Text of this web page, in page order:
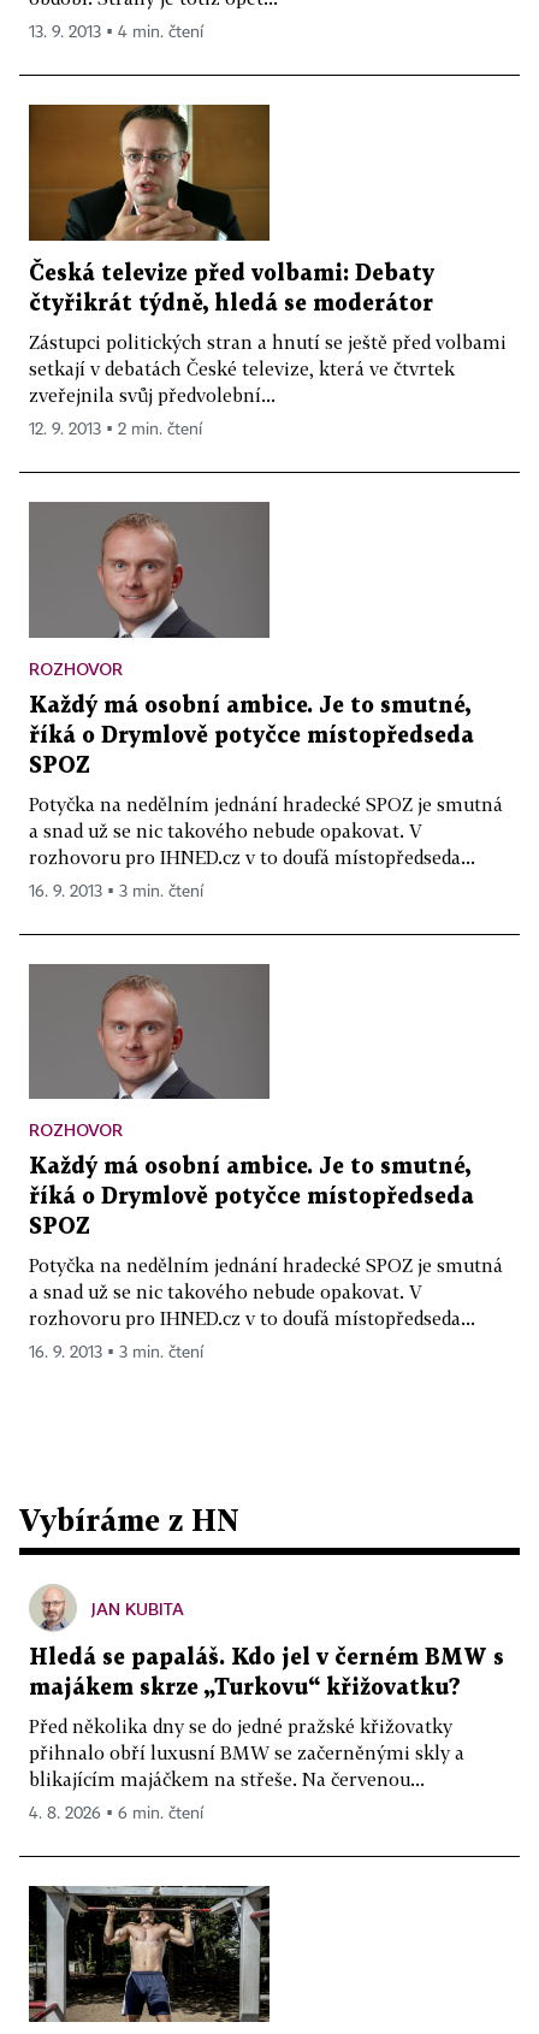
13. 9. 2013 ▪ 4 min. čtení
Česká televize před volbami: Debaty
čtyřikrát týdně, hledá se moderátor
Zástupci politických stran a hnutí se ještě před volbami
setkají v debatách České televize, která ve čtvrtek
zveřejnila svůj předvolební...
12. 9. 2013 ▪ 2 min. čtení
ROZHOVOR
Každý má osobní ambice. Je to smutné,
říká o Drymlově potyčce místopředseda
SPOZ
Potyčka na nedělním jednání hradecké SPOZ je smutná
a snad už se nic takového nebude opakovat. V
rozhovoru pro IHNED.cz v to doufá místopředseda...
16. 9. 2013 ▪ 3 min. čtení
ROZHOVOR
Každý má osobní ambice. Je to smutné,
říká o Drymlově potyčce místopředseda
SPOZ
Potyčka na nedělním jednání hradecké SPOZ je smutná
a snad už se nic takového nebude opakovat. V
rozhovoru pro IHNED.cz v to doufá místopředseda...
16. 9. 2013 ▪ 3 min. čtení
Vybíráme z HN
JAN KUBITA
Hledá se papaláš. Kdo jel v černém BMW s
majákem skrze „Turkovu“ křižovatku?
Před několika dny se do jedné pražské křižovatky
přihnalo obří luxusní BMW se začerněnými skly a
blikajícím majáčkem na střeše. Na červenou...
4. 8. 2026 ▪ 6 min. čtení